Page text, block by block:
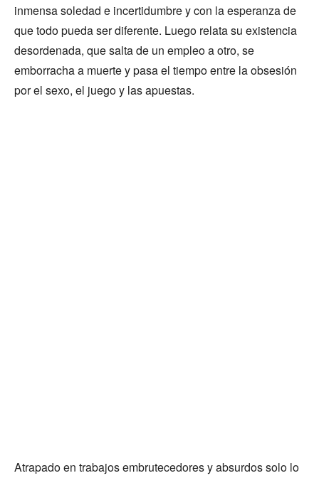
inmensa soledad e incertidumbre y con la esperanza de
que todo pueda ser diferente. Luego relata su existencia
desordenada, que salta de un empleo a otro, se
emborracha a muerte y pasa el tiempo entre la obsesión
por el sexo, el juego y las apuestas.
Atrapado en trabajos embrutecedores y absurdos solo lo